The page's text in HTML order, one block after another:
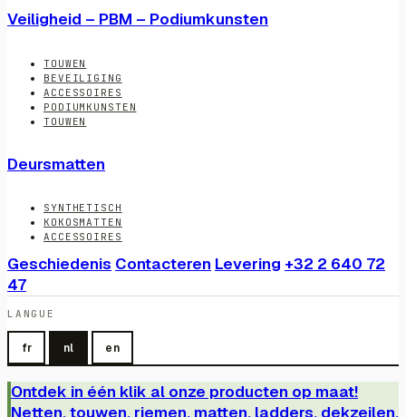
Veiligheid – PBM – Podiumkunsten
TOUWEN
BEVEILIGING
ACCESSOIRES
PODIUMKUNSTEN
TOUWEN
Deursmatten
SYNTHETISCH
KOKOSMATTEN
ACCESSOIRES
Geschiedenis Contacteren Levering +32 2 640 72
47
LANGUE
fr nl en
Ontdek in één klik al onze producten op maat!
Netten, touwen, riemen, matten, ladders, dekzeilen,